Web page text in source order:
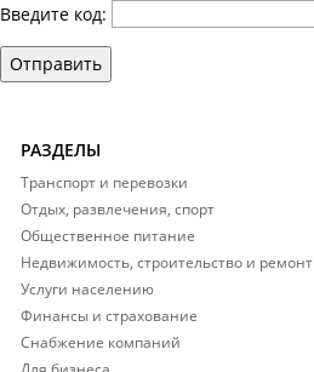
Введите код:
Отправить
РАЗДЕЛЫ
Транспорт и перевозки
Отдых, развлечения, спорт
Общественное питание
Недвижимость, строительство и ремонт
Услуги населению
Финансы и страхование
Снабжение компаний